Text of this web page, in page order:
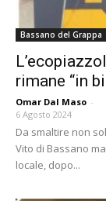
Bassano del Grappa
rimane “in
Omar Dal Maso -
6 Agosto 2024
Da smaltire non
Vito di Bassano
locale, dopo...